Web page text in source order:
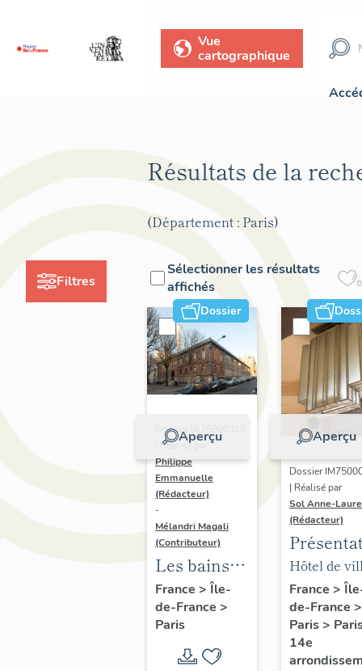
Vue
cartographique
Filtres
Résultats de la
(Département : Paris)
Sélectionner les résultats
affichés
Dossier
Aperçu
Dossier IA75000310
| Réalisé par
Philippe
Emmanuelle
(Rédacteur)
-
Mélandri Magali
(Contributeur)
Les bains
douches
municipaux
de la ville
de Paris
France > Île-
de-France >
Paris
Aperçu
Dossier
| Réalisé par
Sol Anne-Laure
(Rédacteur)
du
de la
annexe
Hôtel de
annexe
France >
de-France >
Paris>
14e